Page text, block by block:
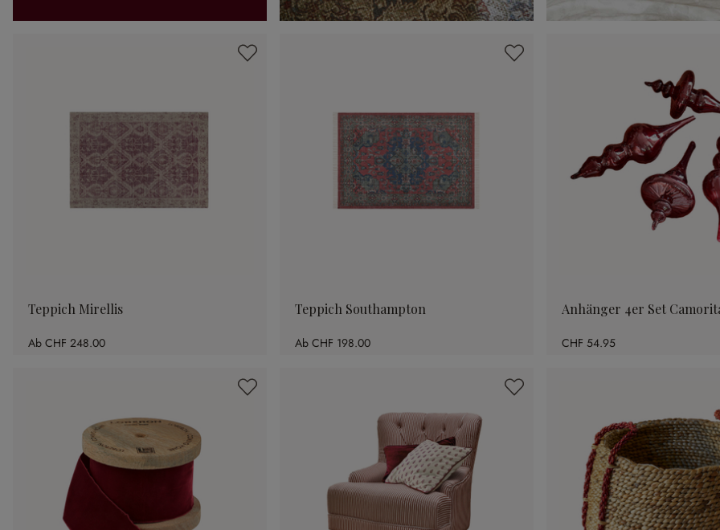
Teppich Mirellis
Ab CHF 248.00
Teppich Southampton
Ab CHF 198.00
Anhänger 4er Set
CHF 54.95